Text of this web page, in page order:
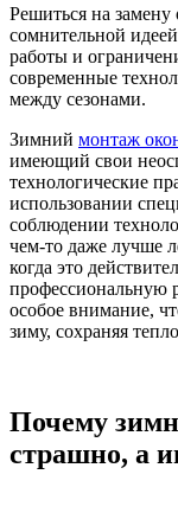
Решиться на
сомнительной
работы и
современные
между сезонами.
Зимний монтаж
имеющий свои
технологические
использовании
соблюдении
чем-то даже лучше
когда это
профессиональную
особое внимание,
зиму, сохраняя
Почему
страшно, а